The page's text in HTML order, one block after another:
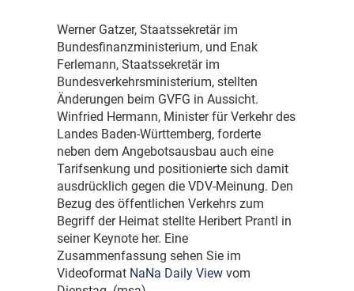
Werner Gatzer, Staatssekretär im
Bundesfinanzministerium, und Enak
Ferlemann, Staatssekretär im
Bundesverkehrsministerium, stellten
Änderungen beim GVFG in Aussicht.
Winfried Hermann, Minister für Verkehr des
Landes Baden-Württemberg, forderte
neben dem Angebotsausbau auch eine
Tarifsenkung und positionierte sich damit
ausdrücklich gegen die VDV-Meinung. Den
Bezug des öffentlichen Verkehrs zum
Begriff der Heimat stellte Heribert Prantl in
seiner Keynote her. Eine
Zusammenfassung sehen Sie im
Videoformat NaNa Daily View vom